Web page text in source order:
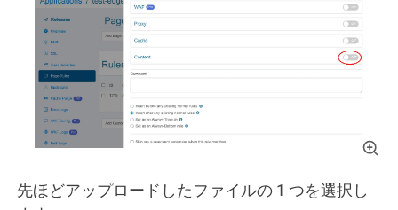
先ほどアップロードしたファイルの 1 つを選択し